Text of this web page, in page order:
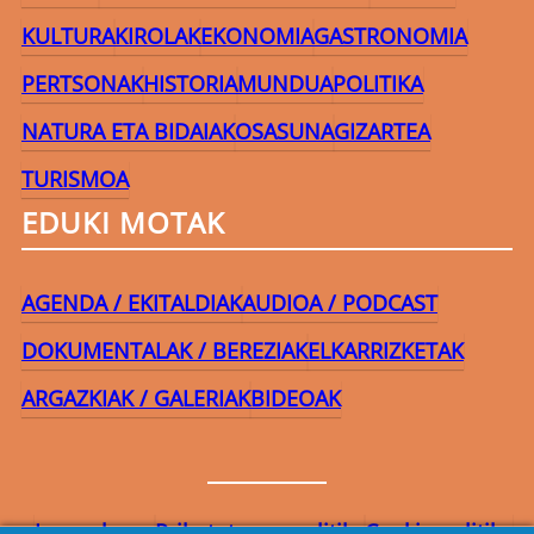
KULTURAKIROLAKEKONOMIAGASTRONOMIA
PERTSONAKHISTORIAMUNDUAPOLITIKA
NATURA ETA BIDAIAKOSASUNAGIZARTEA
TURISMOA
EDUKI MOTAK
AGENDA / EKITALDIAKAUDIOA / PODCAST
DOKUMENTALAK / BEREZIAKELKARRIZKETAK
ARGAZKIAK / GALERIAKBIDEOAK